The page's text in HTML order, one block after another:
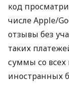
код
числе Apple/
отзывы без
таких
суммы со всех
иностранных